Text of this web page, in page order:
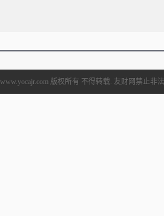
版权所有 不得转载. 友财网禁止非